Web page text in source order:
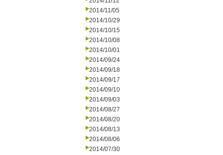
2014/11/05
2014/10/29
2014/10/15
2014/10/08
2014/10/01
2014/09/24
2014/09/18
2014/09/17
2014/09/10
2014/09/03
2014/08/27
2014/08/20
2014/08/13
2014/08/06
2014/07/30